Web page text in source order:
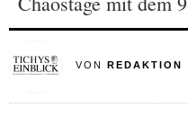
VON REDAKTION